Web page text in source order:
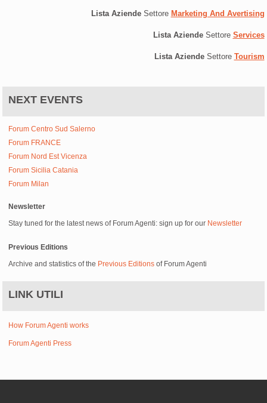
Lista AziendeSettore Marketing And Avertising
Lista AziendeSettore Services
Lista AziendeSettore Tourism
NEXT EVENTS
Forum Centro Sud Salerno
Forum FRANCE
Forum Nord Est Vicenza
Forum Sicilia Catania
Forum Milan
Newsletter
Stay tuned for the latest news of Forum Agenti: sign up for our Newsletter
Previous Editions
Archive and statistics of the Previous Editions of Forum Agenti
LINK UTILI
How Forum Agenti works
Forum Agenti Press